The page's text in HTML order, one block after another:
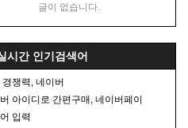
글이 없습니다.
시간 인기검색어
경쟁력, 네이버
아이디로 간편구매, 네이버페이
입력